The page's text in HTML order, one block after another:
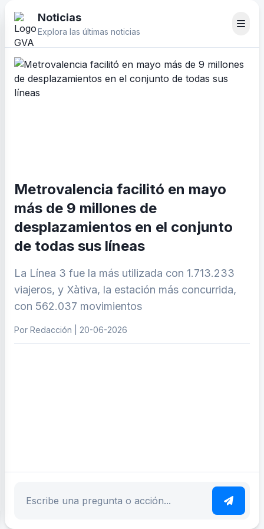
Noticias
Explora las últimas noticias
Metrovalencia facilitó en mayo
más de 9 millones de
desplazamientos en el conjunto
de todas sus líneas
La Línea 3 fue la más utilizada con 1.713.233
viajeros, y Xàtiva, la estación más concurrida,
con 562.037 movimientos
Por Redacción | 20-06-2026
Escribe tu pregunta